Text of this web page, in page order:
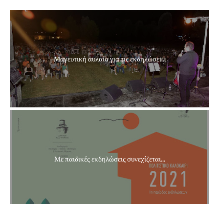
Μαγευτική αυλαία για τις εκδηλώσει...
Με παιδικές εκδηλώσεις συνεχίζεται...